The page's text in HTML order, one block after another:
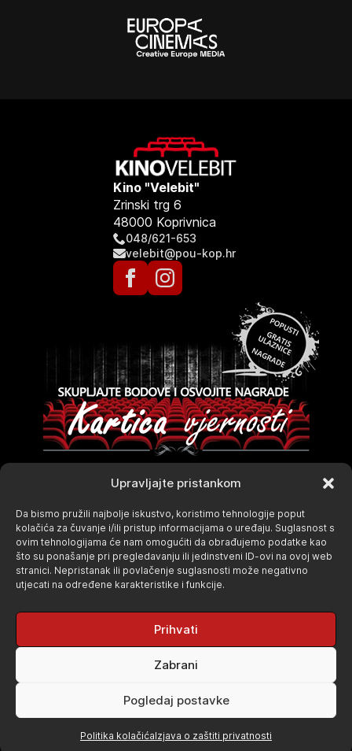
Upravljajte pristankom
Da bismo pružili najbolje iskustvo, koristimo tehnologije poput
kolačića za čuvanje i/ili pristup informacijama o uređaju. Suglasnost s
ovim tehnologijama će nam omogućiti da obrađujemo podatke kao
što su ponašanje pri pregledavanju ili jedinstveni ID-ovi na ovoj web
stranici. Nepristanak ili povlačenje suglasnosti može negativno
utjecati na određene karakteristike i funkcije.
Prihvati
Zabrani
Pogledaj postavke
Politika kolačićaIzjava o zaštiti privatnosti
Kino "Velebit"
Zrinski trg 6
48000 Koprivnica
048/621-653
velebit@pou-kop.hr
© Kino Velebit - Pučko otvoreno učilište Koprivnica. Sva prava
Politika privatnosti